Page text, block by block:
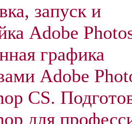
запуск и
Adobe
графика
Adobe
CS.
для